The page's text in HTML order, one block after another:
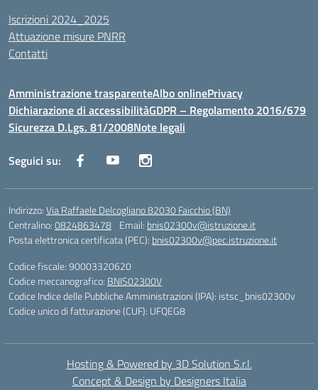
Iscrizioni 2024_2025
Attuazione misure PNRR
Contatti
Amministrazione trasparenteAlbo onlinePrivacy
Dichiarazione di accessibilitàGDPR – Regolamento 2016/679
Sicurezza D.Lgs. 81/2008Note legali
Seguici su:
Indirizzo:Via Raffaele Delcogliano 82030 Faicchio (BN)
Centralino:0824863478 Email: bnis02300v@istruzione.it
Posta elettronica certificata (PEC): bnis02300v@pec.istruzione.it
Codice fiscale: 90003320620
Codice meccanografico: BNIS02300V
Codice Indice delle Pubbliche Amministrazioni (IPA): istsc_bnis02300v
Codice unico di fatturazione (CUF): UFQEG8
Hosting & Powered by 3D Solution S.r.l.
Concept & Design by Designers Italia